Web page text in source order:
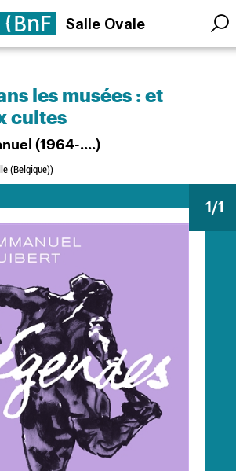
Salle Ovale
1/1
les musées : et
cultes
(1964-....)
(Belgique))
cookies